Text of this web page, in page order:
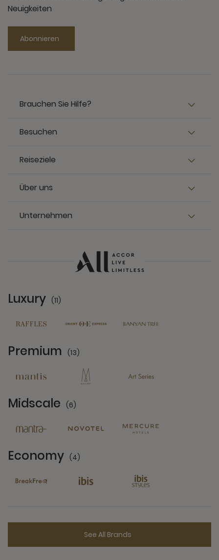
Neuigkeiten
Abonnieren
Brauchen Sie Hilfe?
Besuchen
Reiseziele
Über uns
Unternehmen
Luxury (11)
Premium (13)
Midscale (6)
Economy (4)
See All Brands